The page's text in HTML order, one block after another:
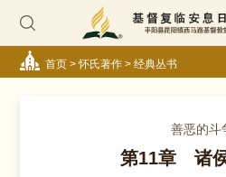
首页>怀氏著作> 经典丛书
善恶的斗
第11章 诸